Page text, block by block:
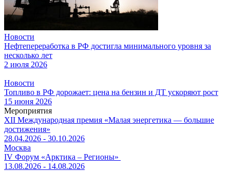
Новости
Нефтепереработка в РФ достигла минимального уровня за
несколько лет
2 июля 2026
Новости
Топливо в РФ дорожает: цена на бензин и ДТ ускоряют рост
15 июня 2026
Мероприятия
XII Международная премия «Малая энергетика — большие
достижения»
28.04.2026 - 30.10.2026
Москва
IV Форум «Арктика – Регионы»
13.08.2026 - 14.08.2026